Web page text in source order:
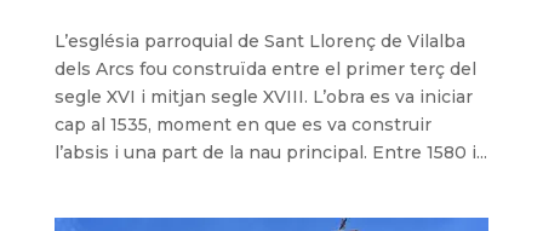
L’església parroquial de Sant Llorenç de Vilalba
dels Arcs fou construïda entre el primer terç del
segle XVI i mitjan segle XVIII. L’obra es va iniciar
cap al 1535, moment en que es va construir
l’absis i una part de la nau principal. Entre 1580 i...